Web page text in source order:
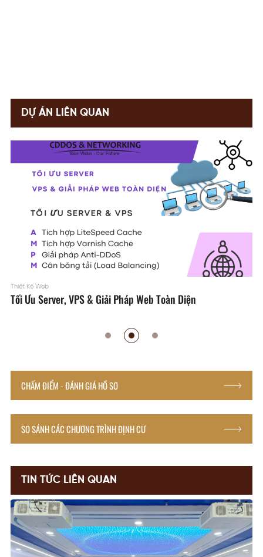
DỰ ÁN LIÊN QUAN
VPS Việt Nam
Thiết Kế Hệ Thống Mạng Doanh Nghiệp Cho Quán Net
CHẤM ĐIỂM - ĐÁNH GIÁ HỒ SƠ
SO SÁNH CÁC CHƯƠNG TRÌNH ĐỊNH CƯ
TIN TỨC LIÊN QUAN